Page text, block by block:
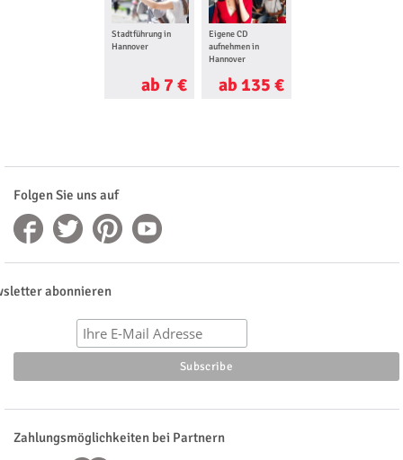
Stadtführung in
Hannover
ab 7 €
Eigene CD
aufnehmen in
Hannover
ab 135 €
Folgen Sie uns auf
abonnieren
Zahlungsmöglichkeiten bei Partnern